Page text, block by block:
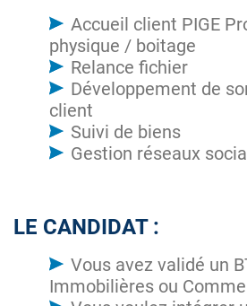
Accueil client PIGE
physique / boitage
Relance fichier
Développement de
client
Suivi de biens
Gestion réseaux
LE CANDIDAT :
Vous avez validé un
Immobilières ou